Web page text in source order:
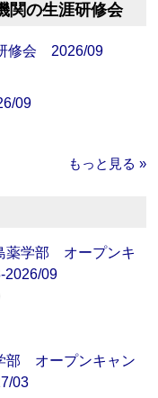
関の生涯研修会
修会 2026/09
09
もっと見る »
薬学部 オープンキ
09
部 オープンキャン
03